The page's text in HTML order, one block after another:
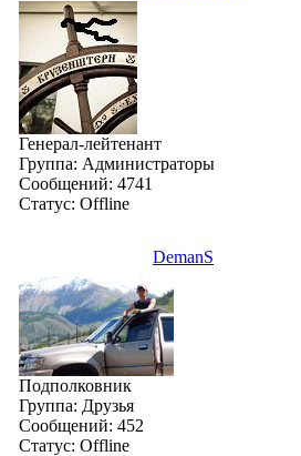
Генерал-лейтенант
Группа: Администраторы
Сообщений: 4741
Статус: Offline
DemanS
Подполковник
Группа: Друзья
Сообщений: 452
Статус: Offline